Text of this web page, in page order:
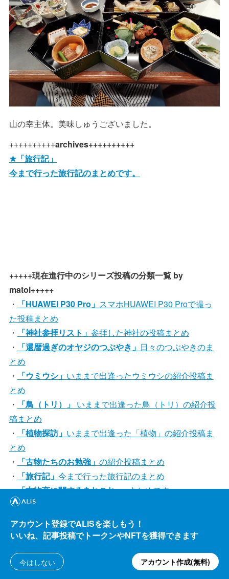
山の幸主体。美味しゅうございました。
++++++++++archives++++++++++
★「旅行記」
今まで行った旅行記のまとめです。
+++++現在進行中のシリーズ投稿の分類一覧 by
matol+++++
・
「HUAWEI P30 Pro」 スマホHUAWEI P30 Proで撮っ
た投稿まとめ
・
「神社参拝リスト」 参拝した神社の投稿まとめ
・
「還暦過ぎのオヤジのつぶやき」 日々のつぶやきのま
とめ
・
「ウミウシ」 いままで出逢ったウミウシの紹介投稿ま
とめ
・
「鳥（トリ）」 いままで出逢った鳥（トリ）の紹介投
稿まとめ
・
「植物探訪」 いままで出逢った「植物」の紹介投稿ま
とめ
・
「古物たちのお勉強」 の紹介投稿まとめ
・
「旅行記」 今まで行った旅行記のまとめ
・「古物商に関するあれこれ」~まとめです
・「神社の基本知識をご紹介」
げて投稿
・[ネコの住むビトにゃん村] x[ALiS経済圏]/私的構想
matol トラベル 旅行
アカウント登録でALISを楽しもう！
いいね、記事投稿でトークンやNFTを獲得できます
今はしない アカウント作成(無料)